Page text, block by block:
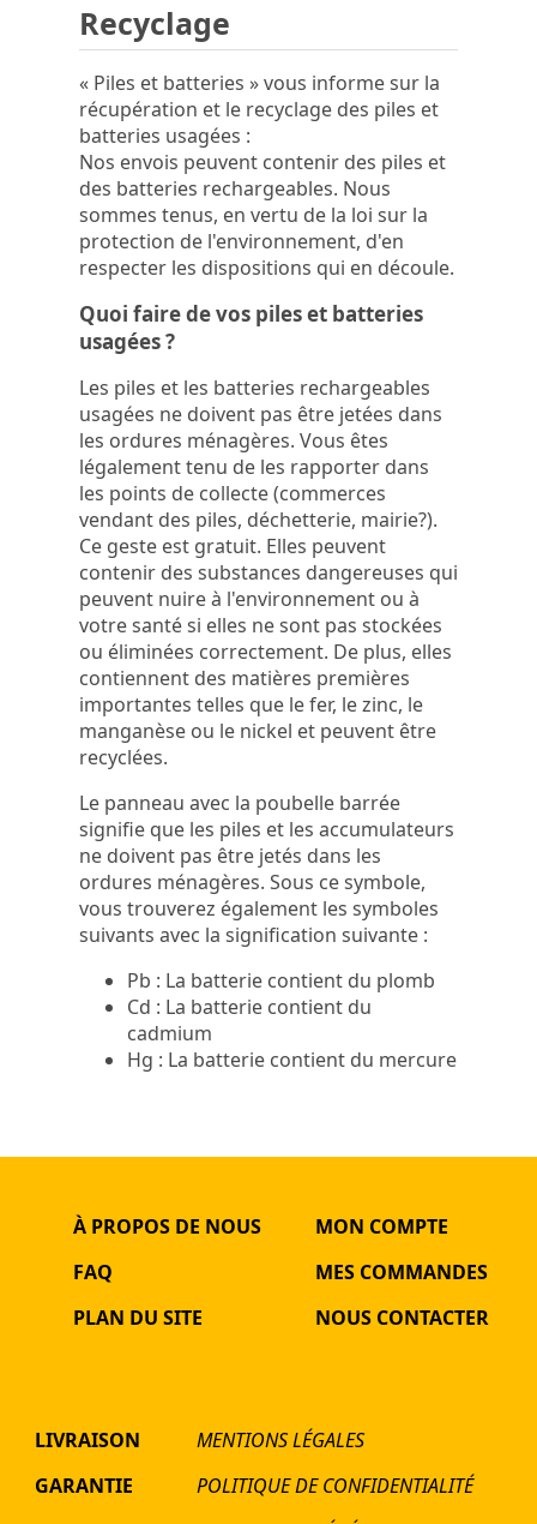
Recyclage
« Piles et batteries » vous informe sur la
récupération et le recyclage des piles et
batteries usagées :
Nos envois peuvent contenir des piles et
des batteries rechargeables. Nous
sommes tenus, en vertu de la loi sur la
protection de l'environnement, d'en
respecter les dispositions qui en découle.
Quoi faire de vos piles et batteries
usagées ?
Les piles et les batteries rechargeables
usagées ne doivent pas être jetées dans
les ordures ménagères. Vous êtes
légalement tenu de les rapporter dans
les points de collecte (commerces
vendant des piles, déchetterie, mairie?).
Ce geste est gratuit. Elles peuvent
contenir des substances dangereuses qui
peuvent nuire à l'environnement ou à
votre santé si elles ne sont pas stockées
ou éliminées correctement. De plus, elles
contiennent des matières premières
importantes telles que le fer, le zinc, le
manganèse ou le nickel et peuvent être
recyclées.
Le panneau avec la poubelle barrée
signifie que les piles et les accumulateurs
ne doivent pas être jetés dans les
ordures ménagères. Sous ce symbole,
vous trouverez également les symboles
suivants avec la signification suivante :
Pb : La batterie contient du plomb
Cd : La batterie contient du
cadmium
Hg : La batterie contient du mercure
À PROPOS DE NOUS
FAQ
PLAN DU SITE
MON COMPTE
MES COMMANDES
NOUS CONTACTER
LIVRAISON
GARANTIE
MENTIONS LÉGALES
POLITIQUE DE CONFIDENTIALITÉ